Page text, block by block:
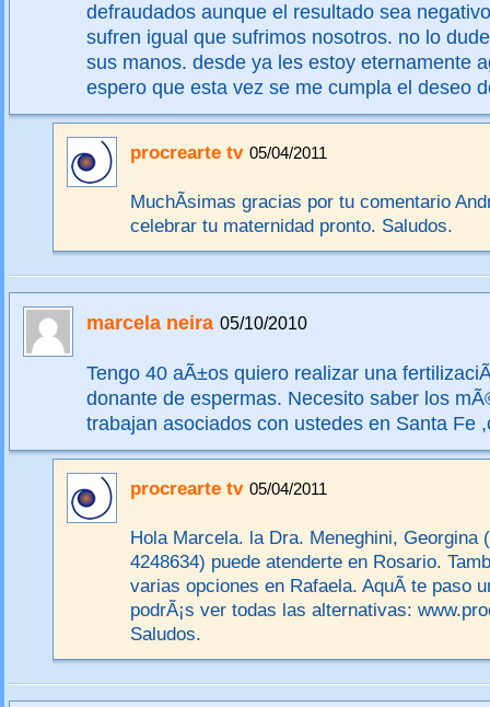
defraudados aunque el resultado sea
sufren igual que sufrimos nosotros. no lo
sus manos. desde ya les estoy eternamente
espero que esta vez se me cumpla el deseo
procrearte tv 05/04/2011
MuchÃ­simas gracias por tu comentario
celebrar tu maternidad pronto. Saludos.
marcela neira 05/10/2010
Tengo 40 aÃ±os quiero realizar una
donante de espermas. Necesito saber los
trabajan asociados con ustedes en Santa Fe
procrearte tv 05/04/2011
Hola Marcela. la Dra. Meneghini, Georgina
4248634) puede atenderte en Rosario.
varias opciones en Rafaela. AquÃ­ te paso
podrÃ¡s ver todas las alternativas:
Saludos.